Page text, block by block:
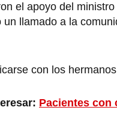
el apoyo del
un llamado a la
con los
Pacientes con